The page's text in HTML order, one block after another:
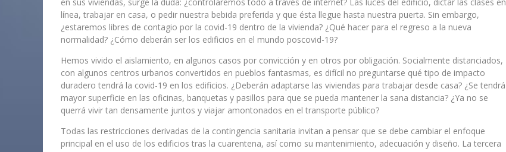
línea, trabajar en casa, o pedir nuestra bebida preferida y que ésta llegue hasta nuestra puerta. Sin embargo,
¿estaremos libres de contagio por la covid-19 dentro de la vivienda? ¿Qué hacer para el regreso a la nueva
normalidad? ¿Cómo deberán ser los edificios en el mundo poscovid-19?
Hemos vivido el aislamiento, en algunos casos por convicción y en otros por obligación. Socialmente distanciados,
con algunos centros urbanos convertidos en pueblos fantasmas, es difícil no preguntarse qué tipo de impacto
duradero tendrá la covid-19 en los edificios. ¿Deberán adaptarse las viviendas para trabajar desde casa? ¿Se tendrá
mayor superficie en las oficinas, banquetas y pasillos para que se pueda mantener la sana distancia? ¿Ya no se
querrá vivir tan densamente juntos y viajar amontonados en el transporte público?
Todas las restricciones derivadas de la contingencia sanitaria invitan a pensar que se debe cambiar el enfoque
principal en el uso de los edificios tras la cuarentena, así como su mantenimiento, adecuación y diseño. La tercera